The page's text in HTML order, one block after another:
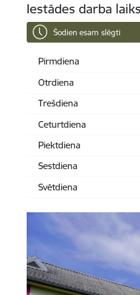
Iestādes darba
Šodien esam slēgti
Pirmdiena
Otrdiena
Trešdiena
Ceturtdiena
Piektdiena
Sestdiena
Svētdiena